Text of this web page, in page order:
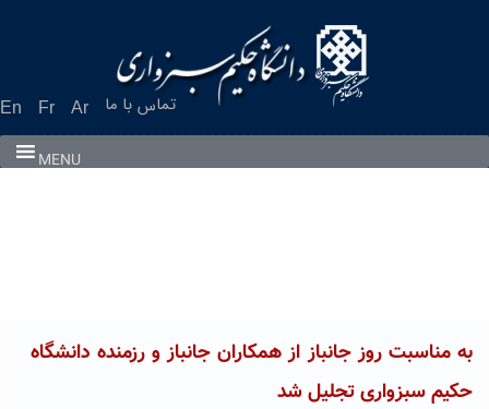
En Fr Ar تماس با ما
MENU
به مناسبت روز جانباز از همکاران جانباز و رزمنده دانشگاه
حکیم سبزواری تجلیل شد